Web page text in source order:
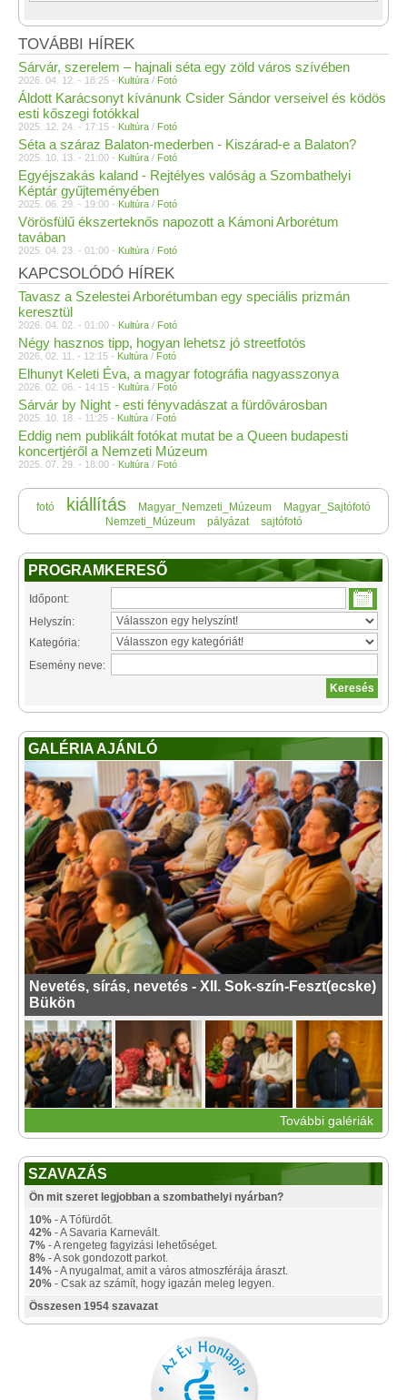
TOVÁBBI HÍREK
Sárvár, szerelem – hajnali séta egy zöld város szívében
2026. 04. 12. - 18:25 - Kultúra / Fotó
Áldott Karácsonyt kívánunk Csider Sándor verseivel és ködös
esti kőszegi fotókkal
2025. 12. 24. - 17:15 - Kultúra / Fotó
Séta a száraz Balaton-mederben - Kiszárad-e a Balaton?
2025. 10. 13. - 21:00 - Kultúra / Fotó
Egyéjszakás kaland - Rejtélyes valóság a Szombathelyi
Képtár gyűjteményében
2025. 06. 29. - 19:00 - Kultúra / Fotó
Vörösfülű ékszerteknős napozott a Kámoni Arborétum
tavában
2025. 04. 23. - 01:00 - Kultúra / Fotó
KAPCSOLÓDÓ HÍREK
Tavasz a Szelestei Arborétumban egy speciális prizmán
keresztül
2026. 04. 02. - 01:00 - Kultúra / Fotó
Négy hasznos tipp, hogyan lehetsz jó streetfotós
2026. 02. 11. - 12:15 - Kultúra / Fotó
Elhunyt Keleti Éva, a magyar fotográfia nagyasszonya
2026. 02. 06. - 14:15 - Kultúra / Fotó
Sárvár by Night - esti fényvadászat a fürdővárosban
2025. 10. 18. - 11:25 - Kultúra / Fotó
Eddig nem publikált fotókat mutat be a Queen budapesti
koncertjéről a Nemzeti Múzeum
2025. 07. 29. - 18:00 - Kultúra / Fotó
fotó kiállítás Magyar_Nemzeti_Múzeum
Magyar_Sajtófotó
Nemzeti_Múzeum
pályázat sajtófotó
PROGRAMKERESŐ
Időpont:
Helyszín:
Kategória:
Esemény neve:
GALÉRIA AJÁNLÓ
Nevetés, sírás, nevetés - XII. Sok-szín-Feszt(ecske)
Bükön
További galériák
SZAVAZÁS
Ön mit szeret legjobban a szombathelyi nyárban?
10% - A Tófürdőt.
42% - A Savaria Karnevált.
7% - A rengeteg fagyizási lehetőséget.
8% - A sok gondozott parkot.
14% - A nyugalmat, amit a város atmoszférája áraszt.
20% - Csak az számít, hogy igazán meleg legyen.
Összesen 1954 szavazat